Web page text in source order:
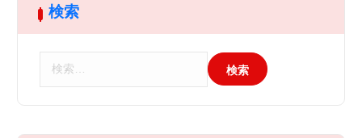
検索